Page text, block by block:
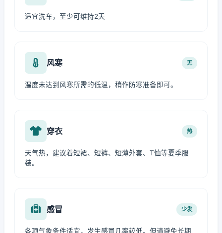
适宜洗车，至少可维持2天
风寒 无
温度未达到风寒所需的低温，稍作防寒准备即可。
穿衣 热
天气热，建议着短裙、短裤、短薄外套、T恤等夏季服
装。
感冒 少发
各项气象条件适宜，发生感冒几率较低。但请避免长期